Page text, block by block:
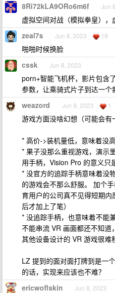
8Ri72kLA9ORo6m6f Jun
虚拟空间对战（模拟拳皇），
zeal7s Jun 8, 2023 18
啪啪时候换脸
cssk Jun 8, 2023
porn+智能飞机杯，影片包含
参数，让乘骑式片子到达一个
weazord Jun 8, 2023 1
游戏方面没啥幻想（可能会有
* 高价->装机量低，意味着没
* 果子没那么重视游戏，演示
用手柄，Vision Pro 的意义只
* 没官方的追踪手柄意味着没
的游戏会不那么舒服。 加个
育用户的公司真不见得短期
后才加上了笔）
* 没追踪手柄，也意味着不能
不能串流 VR 画面都还不知
其他设备设计的 VR 游戏很难
LZ 提到的面对面打牌到是一
的话，实现来应该也不难？
ericwoflskin Jun 8, 2023